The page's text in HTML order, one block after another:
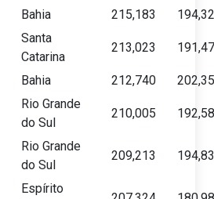
Bahia 215,183
Santa
Catarina
213,023
Bahia 212,740
Rio Grande
do Sul
210,005
Rio Grande
do Sul
209,213
Espírito